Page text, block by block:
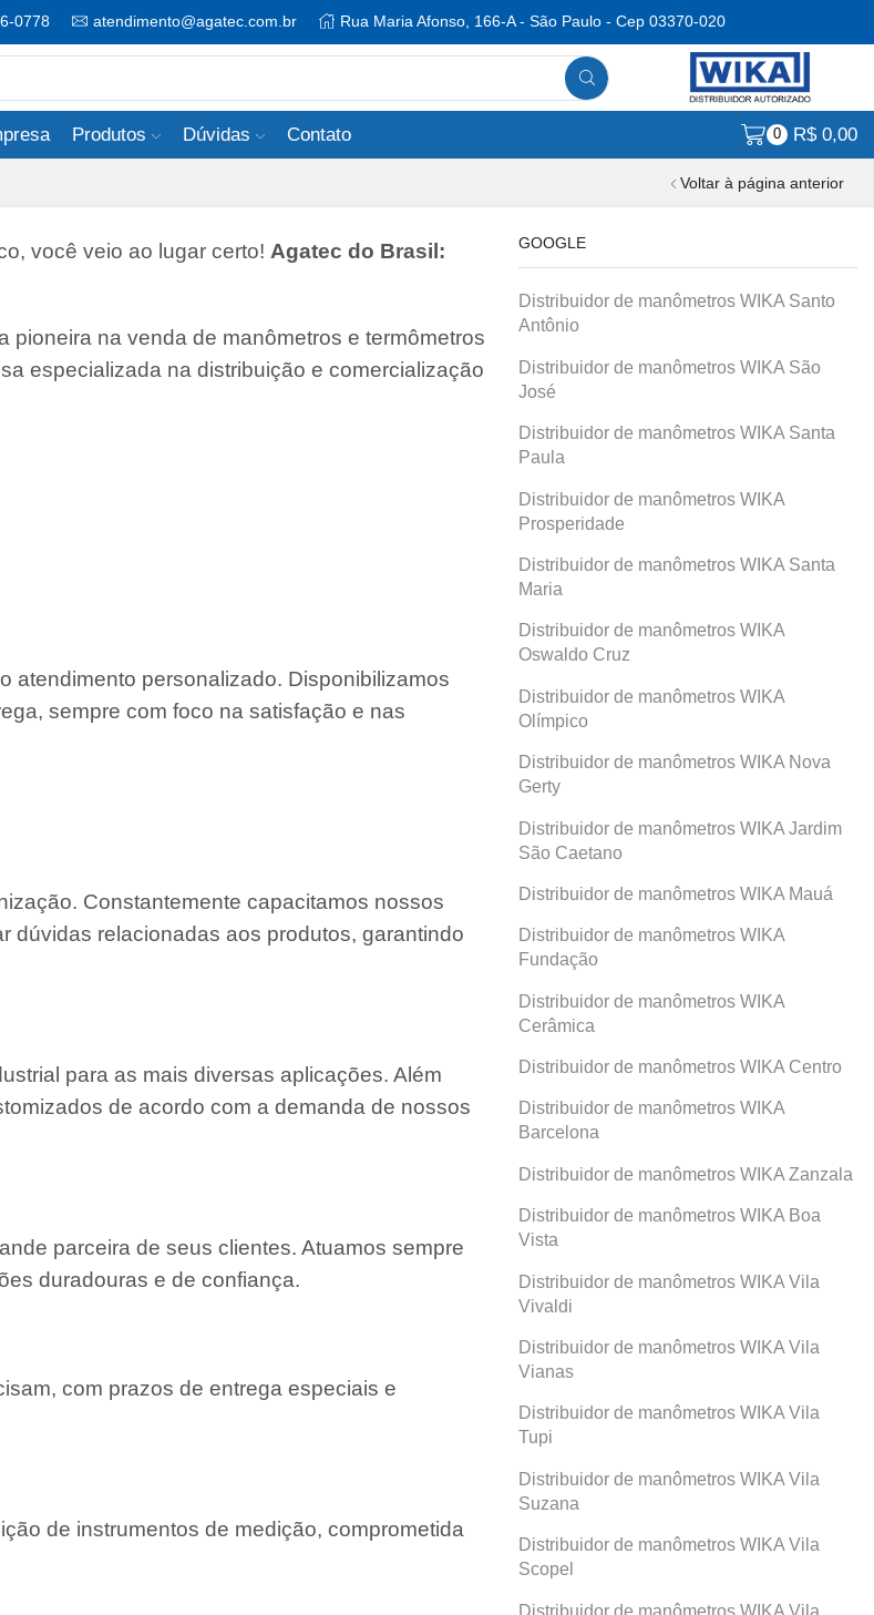
0778 atendimento@agatec.com.br Rua Maria Afonso, 166-A - São Paulo - Cep 03370-020
input
Produtos Dúvidas Contato 0 R$0,00
Voltar à página anterior
você veio ao lugar certo! Agatec do Brasil:
na venda de manômetros e termômetros
especializada na distribuição e comercialização
atendimento personalizado. Disponibilizamos
sempre com foco na satisfação e nas
Constantemente capacitamos nossos
dúvidas relacionadas aos produtos, garantindo
para as mais diversas aplicações. Além
de acordo com a demanda de nossos
parceira de seus clientes. Atuamos sempre
duradouras e de confiança.
com prazos de entrega especiais e
de instrumentos de medição, comprometida
GOOGLE
Distribuidor de manômetros WIKA Santo
Antônio
Distribuidor de manômetros WIKA São
José
Distribuidor de manômetros WIKA Santa
Paula
Distribuidor de manômetros WIKA
Prosperidade
Distribuidor de manômetros WIKA Santa
Maria
Distribuidor de manômetros WIKA
Oswaldo Cruz
Distribuidor de manômetros WIKA
Olímpico
Distribuidor de manômetros WIKA Nova
Gerty
Distribuidor de manômetros WIKA Jardim
São Caetano
Distribuidor de manômetros WIKA Mauá
Distribuidor de manômetros WIKA
Fundação
Distribuidor de manômetros WIKA
Cerâmica
Distribuidor de manômetros WIKA Centro
Distribuidor de manômetros WIKA
Barcelona
Distribuidor de manômetros WIKA Zanzala
Distribuidor de manômetros WIKA Boa
Vista
Distribuidor de manômetros WIKA Vila
Vivaldi
Distribuidor de manômetros WIKA Vila
Vianas
Distribuidor de manômetros WIKA Vila
Tupi
Distribuidor de manômetros WIKA Vila
Suzana
Distribuidor de manômetros WIKA Vila
Scopel
Distribuidor de manômetros WIKA Vila